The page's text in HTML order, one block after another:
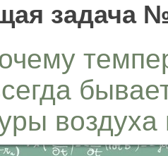
задача
воздуха